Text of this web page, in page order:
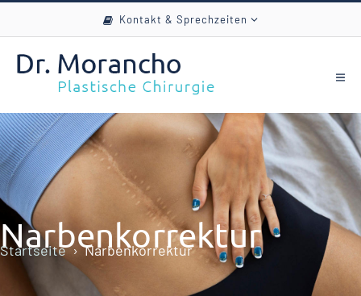
Kontakt & Sprechzeiten
Narbenkorrektur
Startseite Narbenkorrektur